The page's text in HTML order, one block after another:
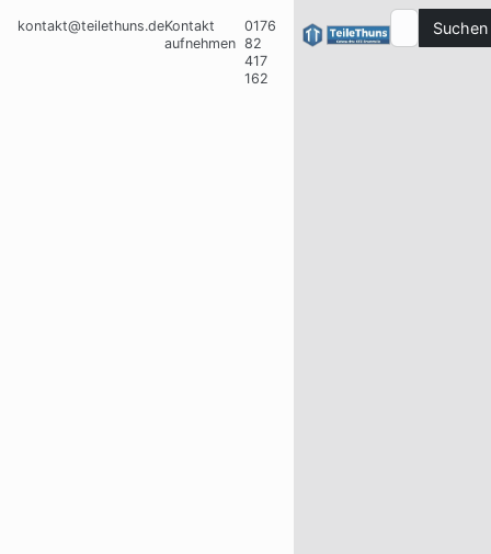
kontakt@teilethuns.deKontakt
aufnehmen
0176
82
417
162
Suchen